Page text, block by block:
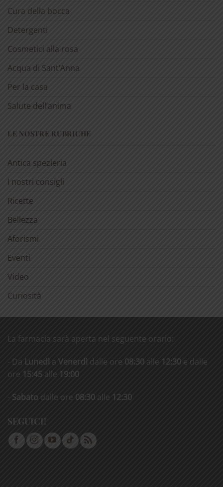
Cura della bocca
Detergenti
Cosmetici alla rosa
Acqua di Sant’Anna
Per la casa
Salute dell’anima
LE NOSTRE RUBRICHE
Antica spezieria
I nostri consigli
Ricette
Bellezza
Aforismi
Eventi
Video
Curiosità
La farmacia sarà aperta nel seguente orario:
- Da Lunedì a Venerdì dalle ore 08:30 alle 12:30 e dalle
ore 15:45 alle 19:00
- Sabato dalle ore 08:30 alle 12:30
SEGUICI!